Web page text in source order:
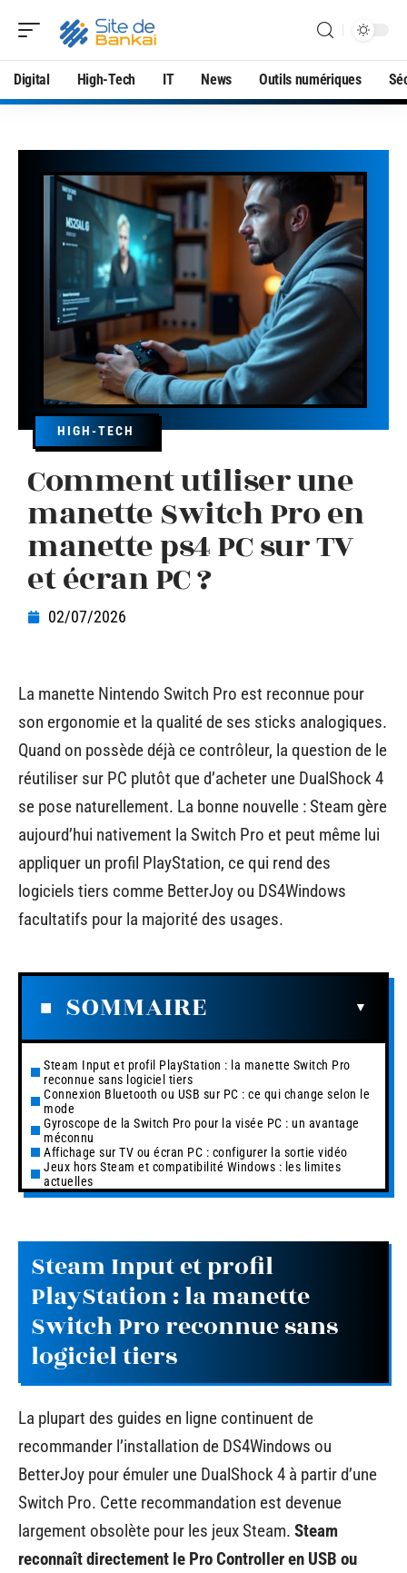
Digital High-Tech IT News Outils numériques
HIGH-TECH
Comment utiliser une
manette Switch Pro en
manette ps4 PC sur TV
et écran PC ?
02/07/2026
La manette Nintendo Switch Pro est reconnue pour
son ergonomie et la qualité de ses sticks analogiques.
Quand on possède déjà ce contrôleur, la question de le
réutiliser sur PC plutôt que d’acheter une DualShock 4
se pose naturellement. La bonne nouvelle : Steam gère
aujourd’hui nativement la Switch Pro et peut même lui
appliquer un profil PlayStation, ce qui rend des
logiciels tiers comme BetterJoy ou DS4Windows
facultatifs pour la majorité des usages.
SOMMAIRE
Steam Input et profil PlayStation : la manette Switch Pro
reconnue sans logiciel tiers
Connexion Bluetooth ou USB sur PC : ce qui change selon le
mode
Gyroscope de la Switch Pro pour la visée PC : un avantage
méconnu
Affichage sur TV ou écran PC : configurer la sortie vidéo
Jeux hors Steam et compatibilité Windows : les limites
actuelles
Steam Input et profil
PlayStation : la manette
Switch Pro reconnue sans
logiciel tiers
La plupart des guides en ligne continuent de
recommander l’installation de DS4Windows ou
BetterJoy pour émuler une DualShock 4 à partir d’une
Switch Pro. Cette recommandation est devenue
largement obsolète pour les jeux Steam. Steam
reconnaît directement le Pro Controller en USB ou